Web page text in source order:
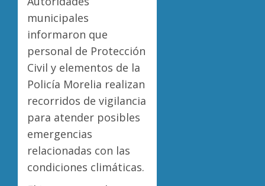
municipales
informaron que
personal de Protección
Civil y elementos de la
Policía Morelia realizan
recorridos de vigilancia
para atender posibles
emergencias
relacionadas con las
condiciones climáticas.